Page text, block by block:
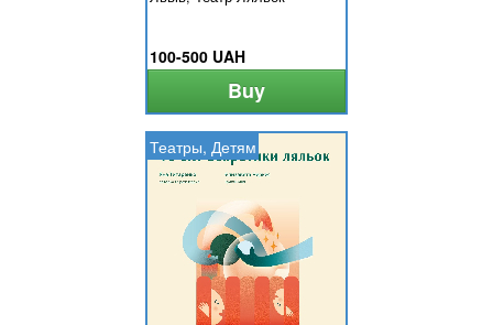
100-500 UAH
Buy
Театры, Детям